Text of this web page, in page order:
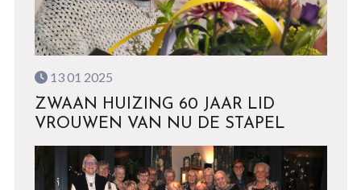
13 01 2025
ZWAAN HUIZING 60 JAAR LID
VROUWEN VAN NU DE STAPEL